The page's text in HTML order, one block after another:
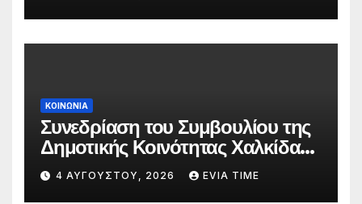
ΚΟΙΝΩΝΙΑ
Συνεδρίαση του Συμβουλίου της
Δημοτικής Κοινότητας Χαλκίδας
την 5 Αυγούστου
4 ΑΥΓΟΎΣΤΟΥ, 2026 EVIA TIME